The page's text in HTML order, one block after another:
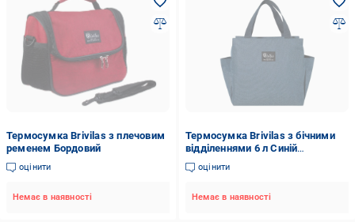
Термосумка Brivilas з плечовим
ременем Бордовий
оцінити
Немає в наявності
Термосумка Brivilas з бічними
відділеннями 6 л Синій
(21586516)
оцінити
Немає в наявності